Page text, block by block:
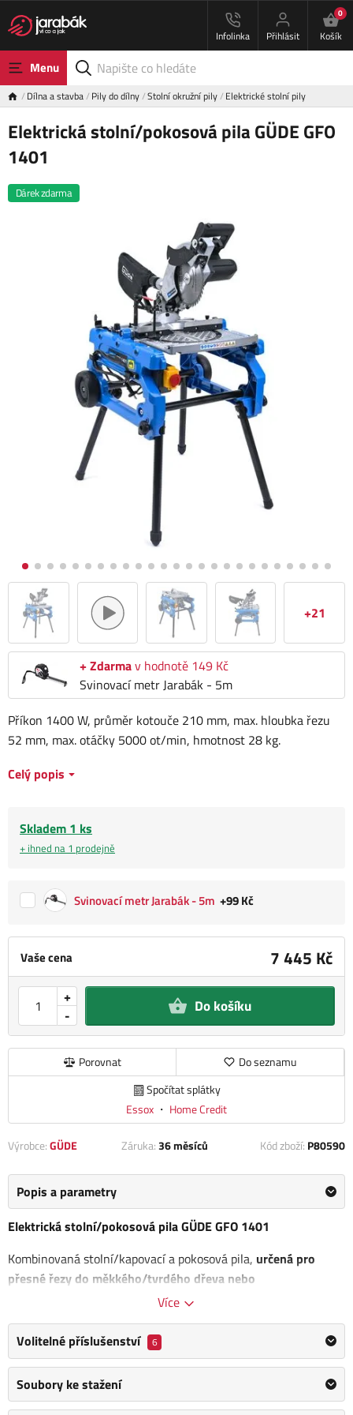
Infolinka Přihlásit
0
Košík
Menu
Dílna a stavba Pily do dílny Stolní okružní pily Elektrické stolní pily
Elektrická stolní/pokosová pila GÜDE GFO
1401
Dárek zdarma
+21
+ Zdarmav hodnotě 149 Kč
Svinovací metr Jarabák - 5m
Vaše cena 7 445 Kč
-
+ Do košíku
Porovnat
Do seznamu
Spočítat splátky
Essox ・ Home Credit
Příkon 1400 W, průměr kotouče 210 mm, max. hloubka řezu
52 mm, max. otáčky 5000 ot/min, hmotnost 28 kg.
Celý popis
Skladem 1 ks
+ ihned na 1 prodejně
Svinovací metr Jarabák - 5m +99 Kč
Výrobce:GÜDE Záruka:36 měsíců Kód zboží: P80590
Popis a parametry
Elektrická stolní/pokosová pila GÜDE GFO 1401
Kombinovaná stolní/kapovací a pokosová pila, určená pro
přesné řezy do měkkého/tvrdého dřeva nebo
dřevotřískových/dřevovláknitých desek
stůl ( ±180°; jednoduchá obměna typu pily přetočením stolu
do protilehlé polohy).
Řezná kapacita:
Více
Volitelné příslušenství 6
Soubory ke stažení